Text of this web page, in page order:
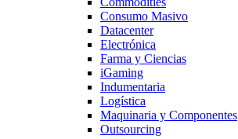
Consumo Masivo
Datacenter
Electrónica
Farma y Ciencias
iGaming
Indumentaria
Logística
Maquinaria y Componentes
Outsourcing